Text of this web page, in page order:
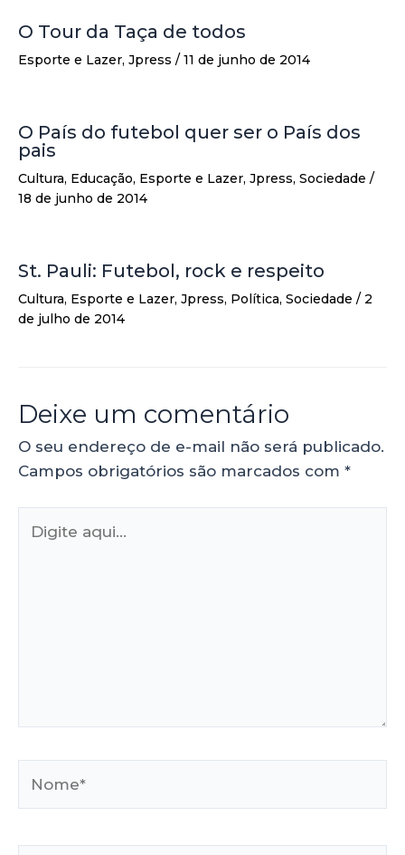
O Tour da Taça de todos
Esporte e Lazer, Jpress / 11 de junho de 2014
O País do futebol quer ser o País dos
pais
Cultura, Educação, Esporte e Lazer, Jpress, Sociedade /
18 de junho de 2014
St. Pauli: Futebol, rock e respeito
Cultura, Esporte e Lazer, Jpress, Política, Sociedade / 2
de julho de 2014
Deixe um comentário
O seu endereço de e-mail não será publicado.
Campos obrigatórios são marcados com *